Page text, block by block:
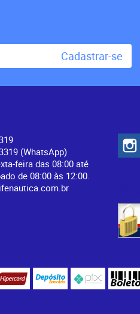
Cadastrar-se
(WhatsApp)
feira das 08:00 até
de 08:00 às 12:00.